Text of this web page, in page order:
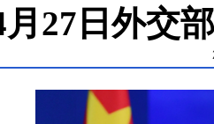
月27日外交